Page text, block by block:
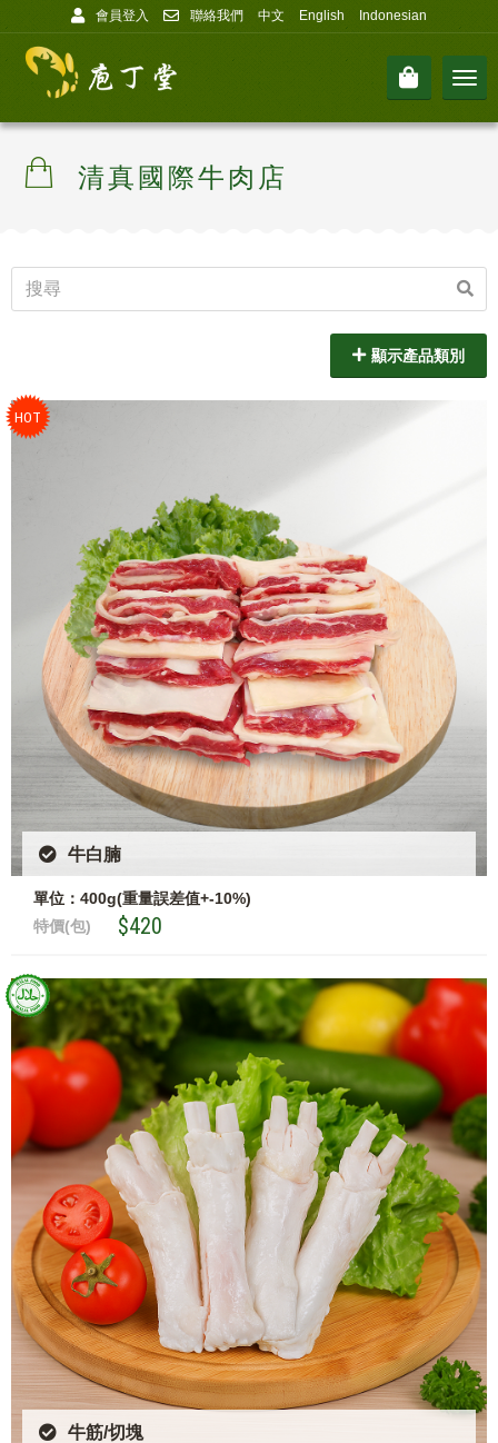
會員登入 聯絡我們 中文 English Indonesian
清真國際牛肉店
顯示產品類別
牛白腩
單位：400g(重量誤差值+-10%)
特價(包)
$420
牛筋/切塊